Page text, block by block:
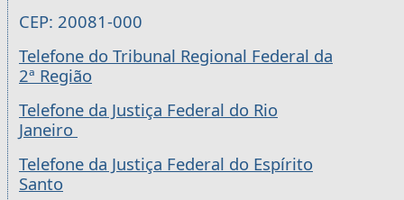
CEP: 20081-000
Telefone do Tribunal Regional Federal da
2ª Região
Telefone da Justiça Federal do Rio
Janeiro
Telefone da Justiça Federal do Espírito
Santo